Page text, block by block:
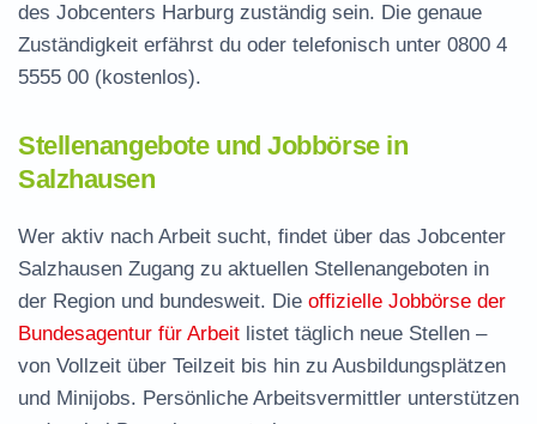
des Jobcenters Harburg zuständig sein. Die genaue
Zuständigkeit erfährst du oder telefonisch unter 0800 4
5555 00 (kostenlos).
Stellenangebote und Jobbörse in
Salzhausen
Wer aktiv nach Arbeit sucht, findet über das Jobcenter
Salzhausen Zugang zu aktuellen Stellenangeboten in
der Region und bundesweit. Die offizielle Jobbörse der
Bundesagentur für Arbeit listet täglich neue Stellen –
von Vollzeit über Teilzeit bis hin zu Ausbildungsplätzen
und Minijobs. Persönliche Arbeitsvermittler unterstützen